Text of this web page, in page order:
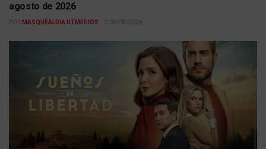
agosto de 2026
POR MASQUEALDIA UTMEDIOS 06/08/2026